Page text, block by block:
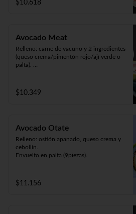
$10.618
Avocado Meat
Relleno: carne de vacuno y 2 ingredientes
(queso crema/pimentón rojo/ají verde o
palta).
$10.349
Avocado Otate
Relleno: ostión apanado, queso crema y
cebollín.
Envuelto en palta (9piezas).
$11.156